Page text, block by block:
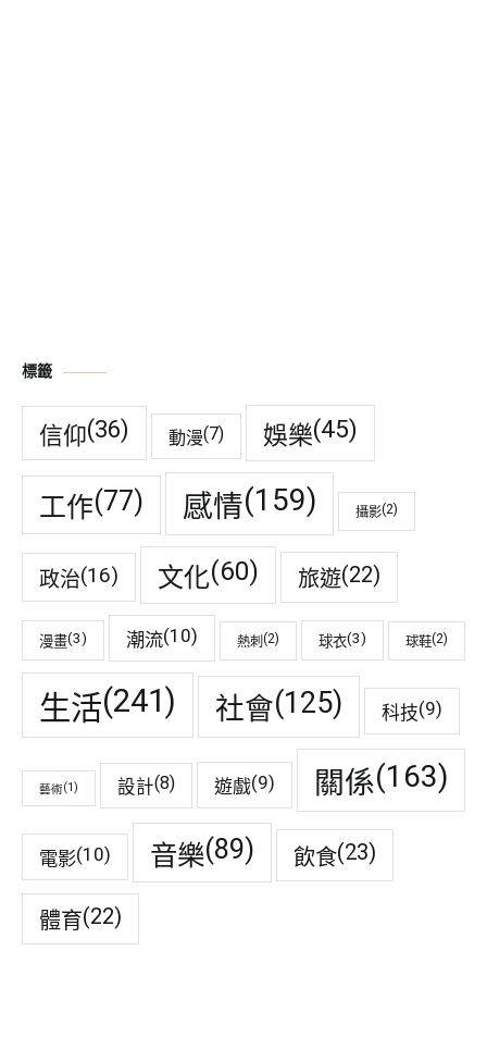
標籤
信仰(36) 動漫(7) 娛樂(45)
工作(77) 感情(159) 攝影(2)
政治(16) 文化(60) 旅遊(22)
漫畫(3) 潮流(10) 熱刺 (2) 球衣(3) 球鞋(2)
生活(241) 社會(125) 科技(9)
藝術(1) 設計(8) 遊戲(9) 關係(163)
電影(10) 音樂(89) 飲食(23)
體育(22)